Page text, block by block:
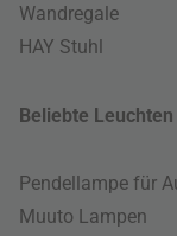
Wandregale
HAY Stuhl
Beliebte Leuchten
Pendellampe für
Muuto Lampen